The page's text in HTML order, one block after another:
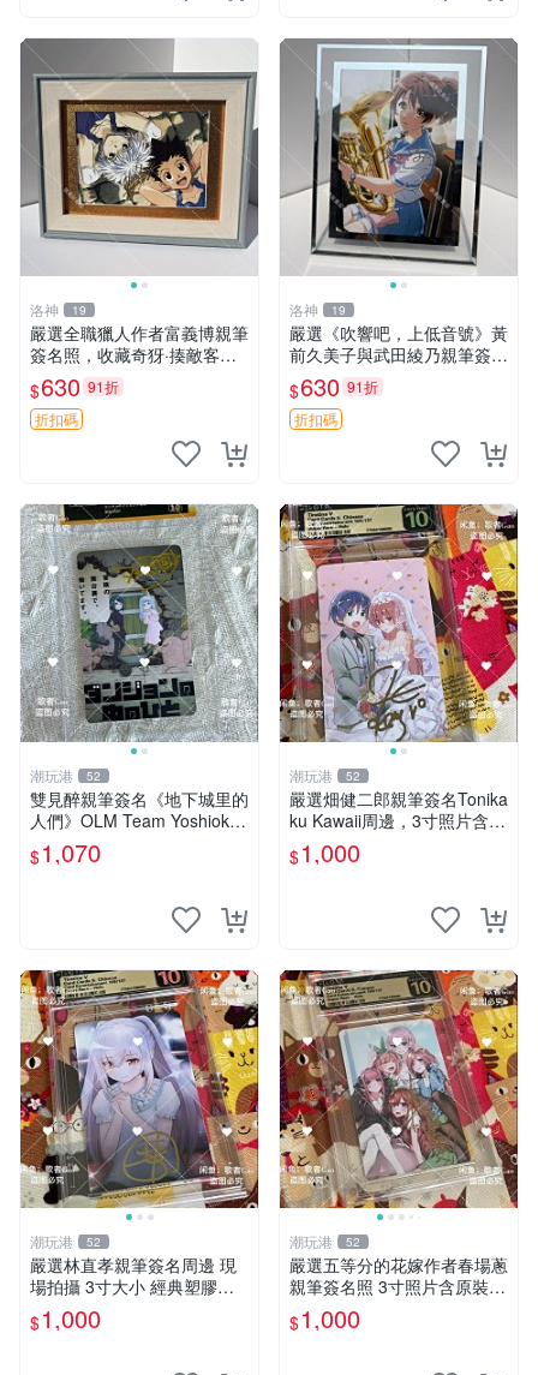
洛神 19
嚴選全職獵人作者富義博親筆
簽名照，收藏奇犽·揍敵客與
傑·富力士珍貴肖像。限量17.
8x12.7cm單張簽名照片。 全
職獵人 紙質 體育明星
$630 91折
折扣碼
洛神 19
嚴選《吹響吧，上低音號》黃
前久美子與武田綾乃親筆簽名
照片，限量珍藏額外附贈精美
相框。尺寸17.8x12.7cm，收
藏不悔。 吹響吧 上低音號 簽
$630 91折
折扣碼
潮玩港 52
雙見醉親筆簽名《地下城里的
人們》OLM Team Yoshioka
親簽照 限量珍藏 3寸照片 收
藏佳品 地下城 OLML Yoshio
$1,070
潮玩港 52
嚴選畑健二郎親筆簽名Tonika
ku Kawaii周邊，3寸照片含原
裝卡匣。收藏家直供，保真可
靠。 Tonikaku Kawaii 畑健二
$1,000
潮玩港 52
嚴選林直孝親筆簽名周邊 現
場拍攝 3寸大小 經典塑膠記
憶周邊收藏推薦 塑料記憶 時
代典藏 筆跡限量
$1,000
潮玩港 52
嚴選五等分的花嫁作者春場蔥
親筆簽名照 3寸照片含原裝卡
套 收藏級周邊適合珍藏 五等
分的花嫁 照片 春場蔥
$1,000